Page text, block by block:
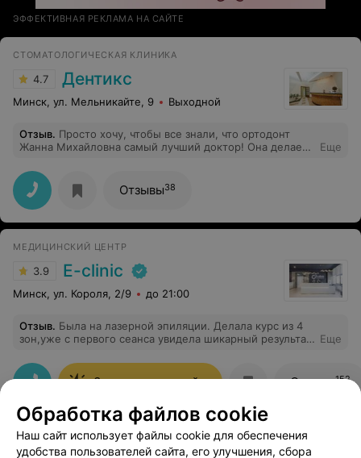
ЭФФЕКТИВНАЯ РЕКЛАМА НА САЙТЕ
СТОМАТОЛОГИЧЕСКАЯ КЛИНИКА
4.7 Дентикс
Минск, ул. Мельникайте, 9 Выходной
Отзыв. Просто хочу, чтобы все знали, что ортодонт
Жанна Михайловна самый лучший доктор! Она делает
особенными. Она всегда доброжелательна, говорит
вам, что собирается делать и как. Она заставляет вас
чувствовать себя раскованно и непринужденно. Жанна
Михайловна всегда терпеливо выслушивает капризы и
не оставляет без внимания ни один вопрос.Все
Еще
Отзывы38
МЕДИЦИНСКИЙ ЦЕНТР
3.9 E-clinic
Минск, ул. Короля, 2/9 до 21:00
Отзыв. Была на лазерной эпиляции. Делала курс из 4
зон,уже с первого сеанса увидела шикарный результат.
эстетичная, было очень приятно находится
Еще
Записаться онлайн Отзывы152
Обработка файлов cookie
Наш сайт использует файлы cookie для обеспечения
удобства пользователей сайта, его улучшения, сбора